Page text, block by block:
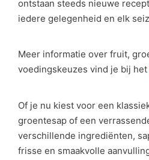
ontstaan steeds nieuwe
iedere gelegenheid en elk
Meer informatie over fruit,
voedingskeuzes vind je bij het
Of je nu kiest voor een
groentesap of een
verschillende ingrediënten,
frisse en smaakvolle